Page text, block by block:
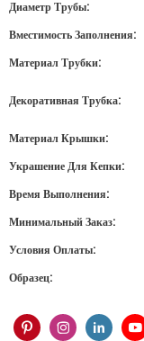
Диаметр Трубы:
Вместимость Заполнения:
Материал Трубки:
Декоративная Трубка:
Материал Крышки:
Украшение Для Кепки:
Время Выполнения:
Минимальный Заказ:
Условия Оплаты:
Образец: